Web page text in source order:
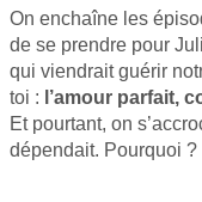
On enchaîne les
de se prendre pour
qui viendrait guérir
toi : l’amour parfait,
Et pourtant, on
dépendait. Pourquoi ?